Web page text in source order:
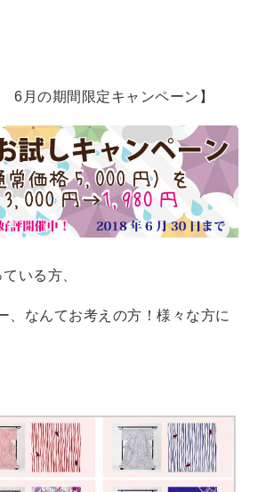
6月の期間限定キャンペーン】
いる方、
、なんてお考えの方！様々な方に